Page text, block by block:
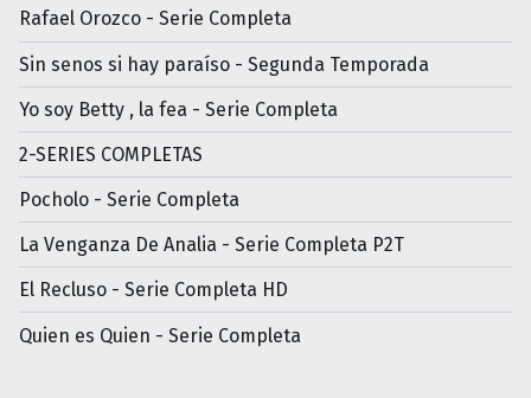
Rafael Orozco - Serie Completa
Sin senos si hay paraíso - Segunda Temporada
Yo soy Betty , la fea - Serie Completa
2-SERIES COMPLETAS
Pocholo - Serie Completa
La Venganza De Analia - Serie Completa P2T
El Recluso - Serie Completa HD
Quien es Quien - Serie Completa